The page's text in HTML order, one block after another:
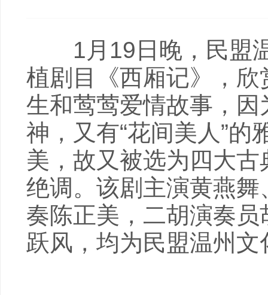
1月19日晚，民盟温
植剧目《西厢记》，
生和莺莺爱情故事，
神，又有“花间美人”
美，故又被选为四大
绝调。该剧主演黄燕
奏陈正美，二胡演奏
跃风，均为民盟温州